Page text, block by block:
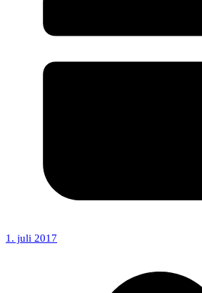
1. juli 2017